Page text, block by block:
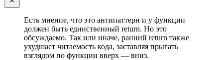
Есть мнение, что это антипаттерн и у функции
должен быть единственный return. Но это
обсуждаемо. Так или иначе, ранний return также
ухудшает читаемость кода, заставляя прыгать
взглядом по функции вверх — вниз.